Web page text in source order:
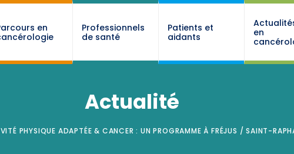
en
Professionnels
de santé
Patients et
aidants
en
Actualité
PHYSIQUE ADAPTÉE & CANCER : UN PROGRAMME À FRÉJUS / SAINT-